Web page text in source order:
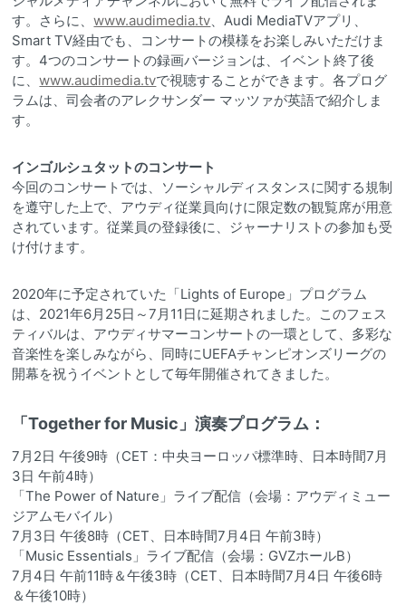
す。さらに、www.audimedia.tv、Audi MediaTVアプリ、
Smart TV経由でも、コンサートの模様をお楽しみいただけま
す。4つのコンサートの録画バージョンは、イベント終了後
に、www.audimedia.tvで視聴することができます。各プログ
ラムは、司会者のアレクサンダー マッツァが英語で紹介しま
す。
インゴルシュタットのコンサート
今回のコンサートでは、ソーシャルディスタンスに関する規制
を遵守した上で、アウディ従業員向けに限定数の観覧席が用意
されています。従業員の登録後に、ジャーナリストの参加も受
け付けます。
2020年に予定されていた「Lights of Europe」プログラム
は、2021年6月25日～7月11日に延期されました。このフェス
ティバルは、アウディサマーコンサートの一環として、多彩な
音楽性を楽しみながら、同時にUEFAチャンピオンズリーグの
開幕を祝うイベントとして毎年開催されてきました。
「Together for Music」演奏プログラム：
7月2日 午後9時（CET：中央ヨーロッパ標準時、日本時間7月
3日 午前4時）
「The Power of Nature」ライブ配信（会場：アウディミュー
ジアムモバイル）
7月3日 午後8時（CET、日本時間7月4日 午前3時）
「Music Essentials」ライブ配信（会場：GVZホールB）
7月4日 午前11時＆午後3時（CET、日本時間7月4日 午後6時
＆午後10時）